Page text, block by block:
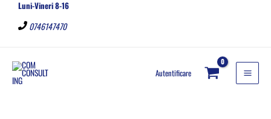
Luni-Vineri 8-16
0746147470
Autentificare
C
a
a
o
Cantitate
Hidroizolatie
pentru
bai,